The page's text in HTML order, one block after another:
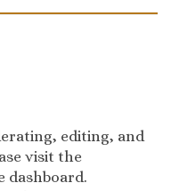
editing, and
visit the
dashboard.